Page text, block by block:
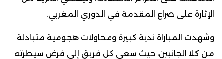
الإثارة على صراع المقدمة في الدوري المغربي.
وشهدت المباراة ندية كبيرة ومحاولات هجومية متبادلة
من كلا الجانبين، حيث سعى كل فريق إلى فرض سيطرته